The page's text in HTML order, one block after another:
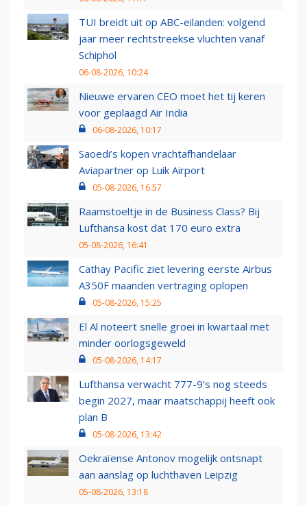
TUI breidt uit op ABC-eilanden: volgend
jaar meer rechtstreekse vluchten vanaf
Schiphol
06-08-2026, 10:24
Nieuwe ervaren CEO moet het tij keren
voor geplaagd Air India
06-08-2026, 10:17
Saoedi’s kopen vrachtafhandelaar
Aviapartner op Luik Airport
05-08-2026, 16:57
Raamstoeltje in de Business Class? Bij
Lufthansa kost dat 170 euro extra
05-08-2026, 16:41
Cathay Pacific ziet levering eerste Airbus
A350F maanden vertraging oplopen
05-08-2026, 15:25
El Al noteert snelle groei in kwartaal met
minder oorlogsgeweld
05-08-2026, 14:17
Lufthansa verwacht 777-9’s nog steeds
begin 2027, maar maatschappij heeft ook
plan B
05-08-2026, 13:42
Oekraïense Antonov mogelijk ontsnapt
aan aanslag op luchthaven Leipzig
05-08-2026, 13:18